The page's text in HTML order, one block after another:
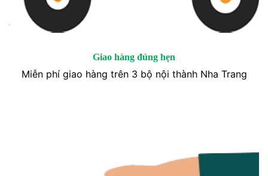
Giao hàng đúng hẹn
Miễn phí giao hàng trên 3 bộ nội thành Nha Trang